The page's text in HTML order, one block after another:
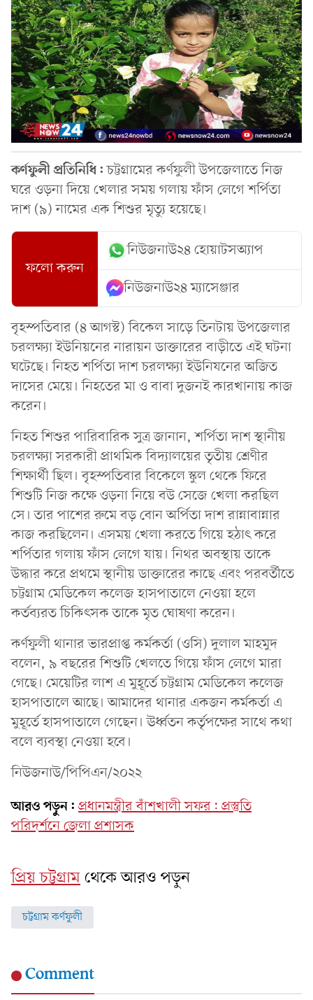
কর্ণফুলী প্রতিনিধি:চট্টগ্রামের কর্ণফুলী উপজেলাতে নিজ
ঘরে ওড়না দিয়ে খেলার সময় গলায় ফাঁস লেগে শর্পিতা
দাশ (৯) নামের এক শিশুর মৃত্যু হয়েছে।
ফলো করুন
নিউজনাউ২৪ হোয়াটসঅ্যাপ
নিউজনাউ২৪ ম্যাসেঞ্জার
বৃহস্পতিবার (৪ আগস্ট) বিকেল সাড়ে তিনটায় উপজেলার
চরলক্ষ্যা ইউনিয়নের নারায়ন ডাক্তারের বাড়ীতে এই ঘটনা
ঘটেছে। নিহত শর্পিতা দাশ চরলক্ষ্যা ইউনিযনের অজিত
দাসের মেয়ে। নিহতের মা ও বাবা দুজনই কারখানায় কাজ
করেন।
নিহত শিশুর পারিবারিক সুত্র জানান, শর্পিতা দাশ স্থানীয়
চরলক্ষ্যা সরকারী প্রাথমিক বিদ্যালয়ের তৃতীয় শ্রেণীর
শিক্ষার্থী ছিল। বৃহস্পতিবার বিকেলে স্কুল থেকে ফিরে
শিশুটি নিজ কক্ষে ওড়না নিয়ে বউ সেজে খেলা করছিল
সে। তার পাশের রুমে বড় বোন অর্পিতা দাশ রান্নাবান্নার
কাজ করছিলেন। এসময় খেলা করতে গিয়ে হঠাৎ করে
শর্পিতার গলায় ফাঁস লেগে যায়। নিথর অবস্থায় তাকে
উদ্ধার করে প্রথমে স্থানীয় ডাক্তারের কাছে এবং পরবর্তীতে
চট্টগ্রাম মেডিকেল কলেজ হাসপাতালে নেওয়া হলে
কর্তব্যরত চিকিৎসক তাকে মৃত ঘোষণা করেন।
কর্ণফুলী থানার ভারপ্রাপ্ত কর্মকর্তা (ওসি) দুলাল মাহমুদ
বলেন, ৯ বছরের শিশুটি খেলতে গিয়ে ফাঁস লেগে মারা
গেছে। মেয়েটির লাশ এ মুহূর্তে চট্টগ্রাম মেডিকেল কলেজ
হাসপাতালে আছে। আমাদের থানার একজন কর্মকর্তা এ
মুহূর্তে হাসপাতালে গেছেন। ঊর্ধ্বতন কর্তৃপক্ষের সাথে কথা
বলে ব্যবস্থা নেওয়া হবে।
নিউজনাউ/পিপিএন/২০২২
আরও পড়ুন: প্রধানমন্ত্রীর বাঁশখালী সফর: প্রস্তুতি
পরিদর্শনে জেলা প্রশাসক
প্রিয় চট্টগ্রামথেকে আরও পড়ুন
চট্টগ্রাম কর্ণফুলী
Comment